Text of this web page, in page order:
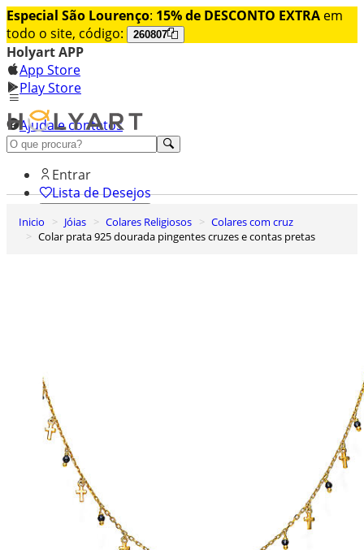
Especial São Lourenço: 15% de DESCONTO EXTRA em
todo o site, código:
260807
Holyart APP
App Store
Play Store
Ajuda e contatos
Conheça premium
Entrar
Lista de Desejos
0
Carrinho de Compras
Inicio Jóias Colares Religiosos
Colares com cruz
Colar prata 925 dourada pingentes cruzes e contas pretas